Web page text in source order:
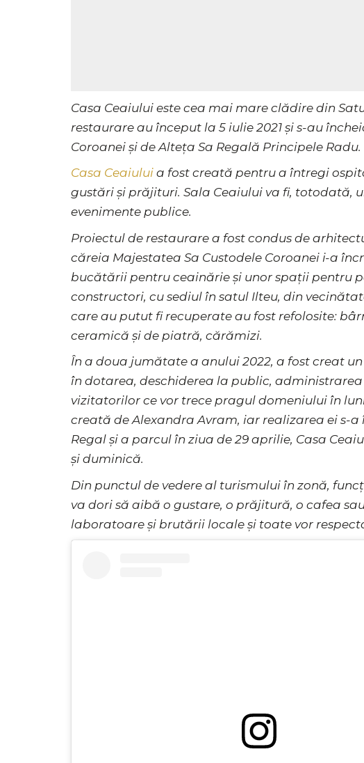
Casa Ceaiului este cea mai mare clădire din
restaurare au început la 5 iulie 2021 și s-au
Coroanei și de Alteța Sa Regală Principele Radu.
Casa Ceaiului a fost creată pentru a întregi
gustări și prăjituri. Sala Ceaiului va fi, totodată,
evenimente publice.
Proiectul de restaurare a fost condus de
căreia Majestatea Sa Custodele Coroanei i-a
bucătării pentru ceainărie și unor spații pentru
constructori, cu sediul în satul Ilteu, din
care au putut fi recuperate au fost refolosite:
ceramică și de piatră, cărămizi.
În a doua jumătate a anului 2022, a fost creat
în dotarea, deschiderea la public, administrarea
vizitatorilor ce vor trece pragul domeniului în
creată de Alexandra Avram, iar realizarea ei s-
Regal și a parcul în ziua de 29 aprilie, Casa
și duminică.
Din punctul de vedere al turismului în zonă,
va dori să aibă o gustare, o prăjitură, o cafea
laboratoare și brutării locale și toate vor